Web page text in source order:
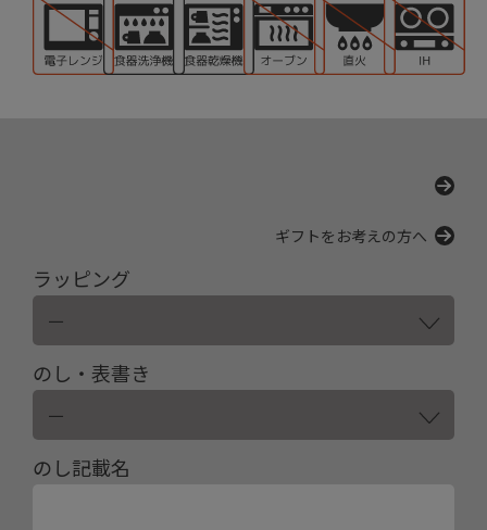
ギフトをお考えの方へ
ラッピング
のし・表書き
のし記載名